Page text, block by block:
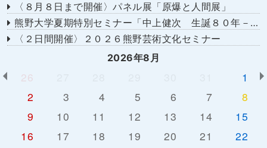
〈８月８日まで開催〉パネル展「原爆と人間展」
熊野大学夏期特別セミナー「中上健次 生誕８０年－時代へのまなざし－」
〈２日間開催〉２０２６熊野芸術文化セミナー
2026年8月
26
1
2
3 4 5 6 7
8
9
10 11 12 13 14
15
16
17 18 19 20 21
22